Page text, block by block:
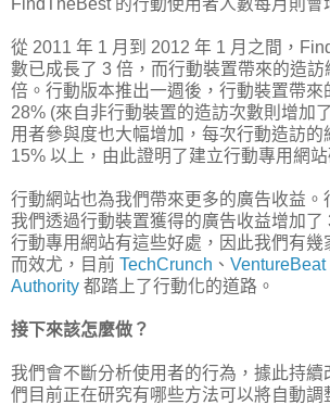
從 2011 年 1 月到 2012 年 1 月之間，
數已成長了 3 倍，而行動裝置帶來的造訪
倍。行動版本推出一週後，行動裝置帶來
28% (來自非行動裝置的造訪次數則增加
用者參與度也大幅增加，每次行動造訪的
15% 以上，由此證明了建立行動專用網站
行動網站也為我們帶來更多的廣告收益。
我們透過行動裝置獲得的廣告收益增加了
行動專用網站有這些好處，因此我們有幾
而效尤，目前 TechCrunch 、 VentureBeat
Authority 都踏上了行動化的道路。
接下來該怎麼做？
我們會不斷分析使用者的行為，據此持續
們目前正在研究有哪些方法可以將自動調